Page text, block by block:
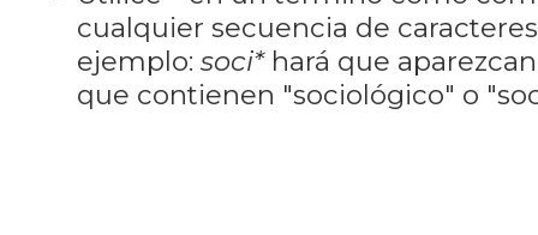
cualquier secuencia de
ejemplo: soci*hará que
que contienen "sociológico" o